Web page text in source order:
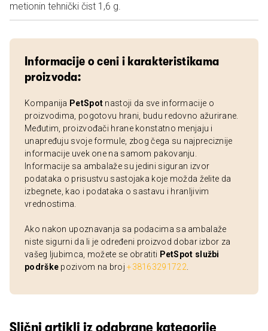
metionin tehnički čist 1,6 g.
Informacije o ceni i karakteristikama
proizvoda:
Kompanija PetSpot nastoji da sve informacije o
proizvodima, pogotovu hrani, budu redovno ažurirane.
Međutim, proizvođači hrane konstatno menjaju i
unapređuju svoje formule, zbog čega su najpreciznije
informacije uvek one na samom pakovanju.
Informacije sa ambalaže su jedini siguran izvor
podataka o prisustvu sastojaka koje možda želite da
izbegnete, kao i podataka o sastavu i hranljivim
vrednostima.
Ako nakon upoznavanja sa podacima sa ambalaže
niste sigurni da li je određeni proizvod dobar izbor za
vašeg ljubimca, možete se obratiti PetSpot službi
podrške pozivom na broj+38163291722
Slični artikli iz odabrane kategorije